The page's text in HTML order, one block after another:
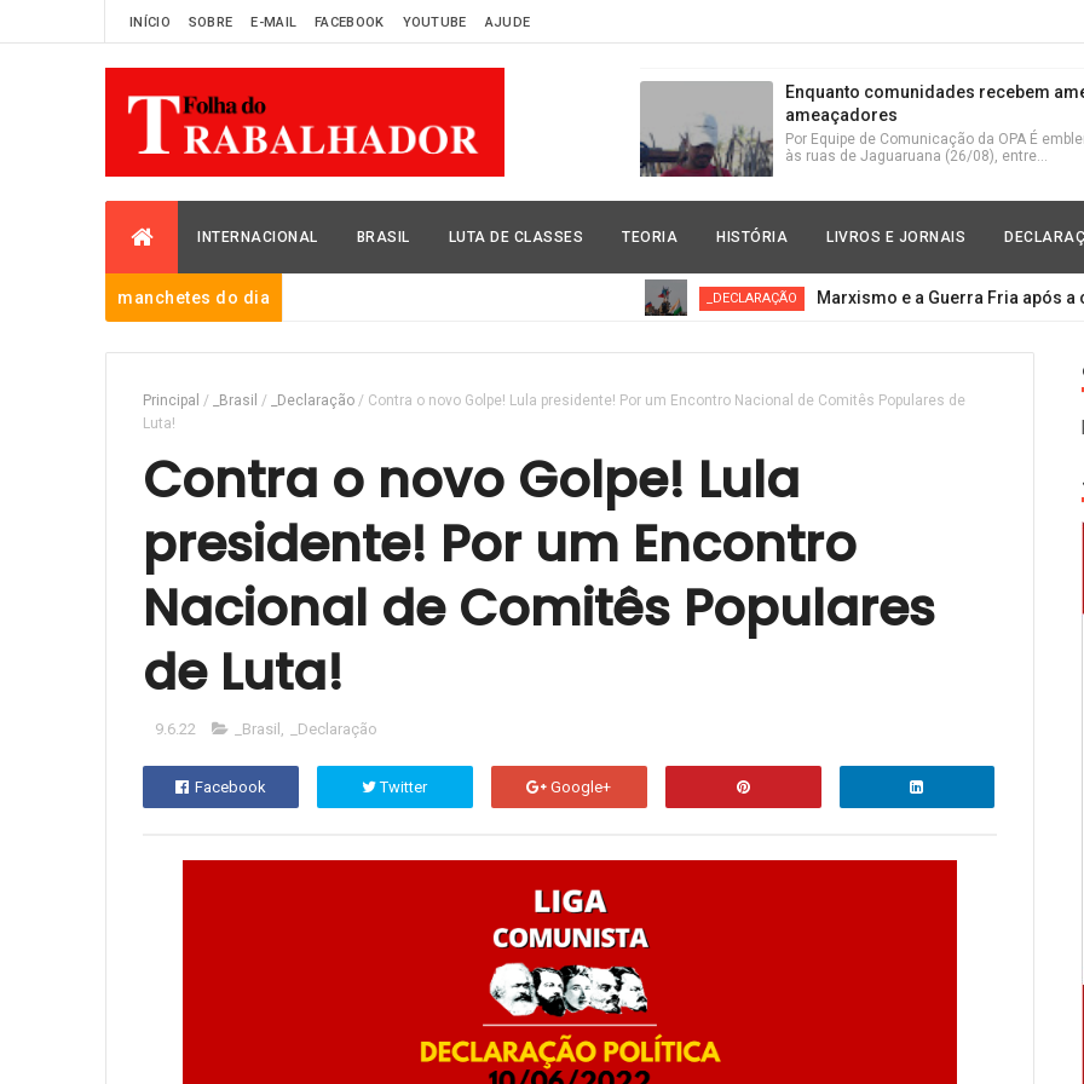
INÍCIO SOBRE E-MAIL FACEBOOK YOUTUBE AJUDE
Enquanto comunidades recebem
ameaçadores
Por Equipe de Comunicação da OPA É
às ruas de Jaguaruana (26/08), entre...
Zanin chegou para somar à justiça
Humberto Rodrigues Zanin apareceu no
Marxismo e a Guerra Fria após a
No centro da África, manifestantes
ascensão na Rússia e na China de u...
Todo apoio à ação militar da Rússia
Desarmar o nazismo e o imperialismo!
Por Repúblicas Populares em toda a Ucrân...
ARGENTINA: Pela unidade dos
Todos na Plenária Nacional do 21F no dia
Fim da Liga Socialista. Viva o Partido
Nos dias 30/06, 01/07 e 02/07 de 2023,
organizações, a Liga Socialista,...
Enchentes e mortes no Recife,
David Rodrigo Capistrano As chuvas
ARGENTINA: Larga na frente a
TMB, Argentina Nas eleições primárias
INTERNACIONAL BRASIL LUTA DE CLASSES TEORIA HISTÓRIA LIVROS E JORNAIS
manchetes do dia _DECLARAÇÃO Marxismo e a Guerra Fria após a
Principal / _Brasil / _Declaração / Contra o novo Golpe! Lula presidente! Por um Encontro Nacional de Comitês Populares de
Luta!
Contra o novo Golpe! Lula
presidente! Por um Encontro
Nacional de Comitês Populares
de Luta!
9.6.22 _Brasil , _Declaração
Facebook Twitter Google+